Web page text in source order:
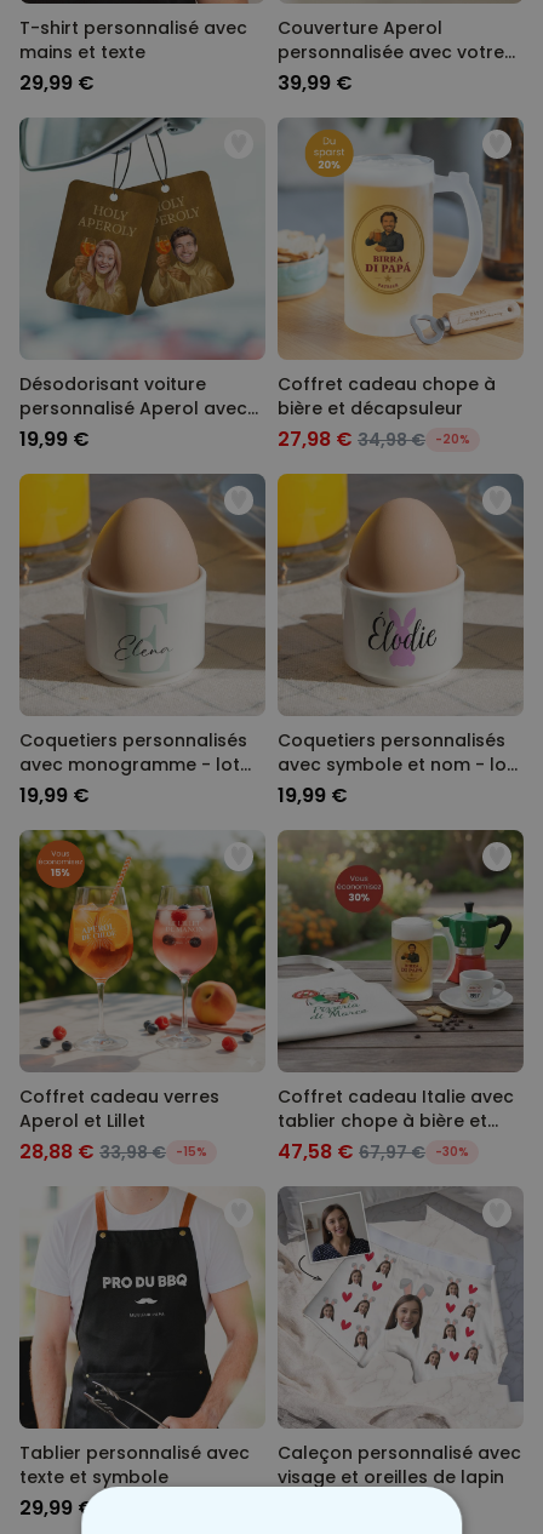
T-shirt personnalisé avec
mains et texte
29,99 €
Couverture Aperol
personnalisée avec votre
visage
39,99 €
Désodorisant voiture
personnalisé Aperol avec
votre visage - lot de 2
19,99 €
Coffret cadeau chope à
bière et décapsuleur
27,98 € 34,98 € -20%
Coquetiers personnalisés
avec monogramme - lot
de 2
19,99 €
Coquetiers personnalisés
avec symbole et nom - lot
de 2
19,99 €
Coffret cadeau verres
Aperol et Lillet
28,88 € 33,98 € -15%
Coffret cadeau Italie avec
tablier chope à bière et
tasse à espresso
47,58 € 67,97 € -30%
Tablier personnalisé avec
texte et symbole
29,99 €
Caleçon personnalisé avec
visage et oreilles de lapin